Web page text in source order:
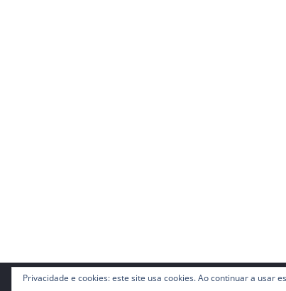
Copyright © 2026Guia do TI. Todos os
Privacidade e cookies: este site usa cookies. Ao continuar a usar